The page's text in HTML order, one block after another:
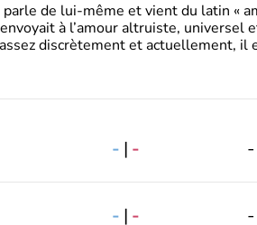
de lui-même et vient du latin «
à l’amour altruiste, universel
discrètement et actuellement, il
- | - -
- | - -